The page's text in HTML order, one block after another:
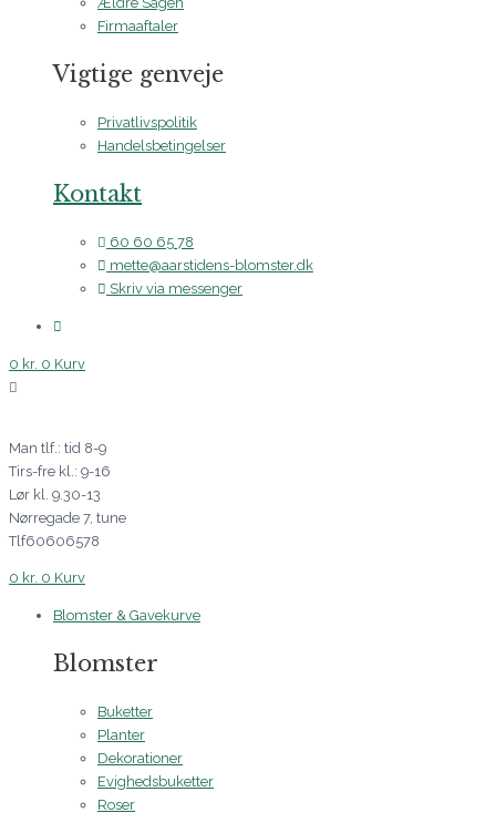
Firmaaftaler
Vigtige genveje
Privatlivspolitik
Handelsbetingelser
Kontakt
60 60 65 78
mette@aarstidens-blomster.dk
Skriv via messenger
0 kr. 0 Kurv
Man tlf.: tid 8-9
Tirs-fre kl.: 9-16
Lør kl. 9.30-13
Nørregade 7, tune
Tlf60606578
0 kr. 0 Kurv
Blomster & Gavekurve
Blomster
Buketter
Planter
Dekorationer
Evighedsbuketter
Roser